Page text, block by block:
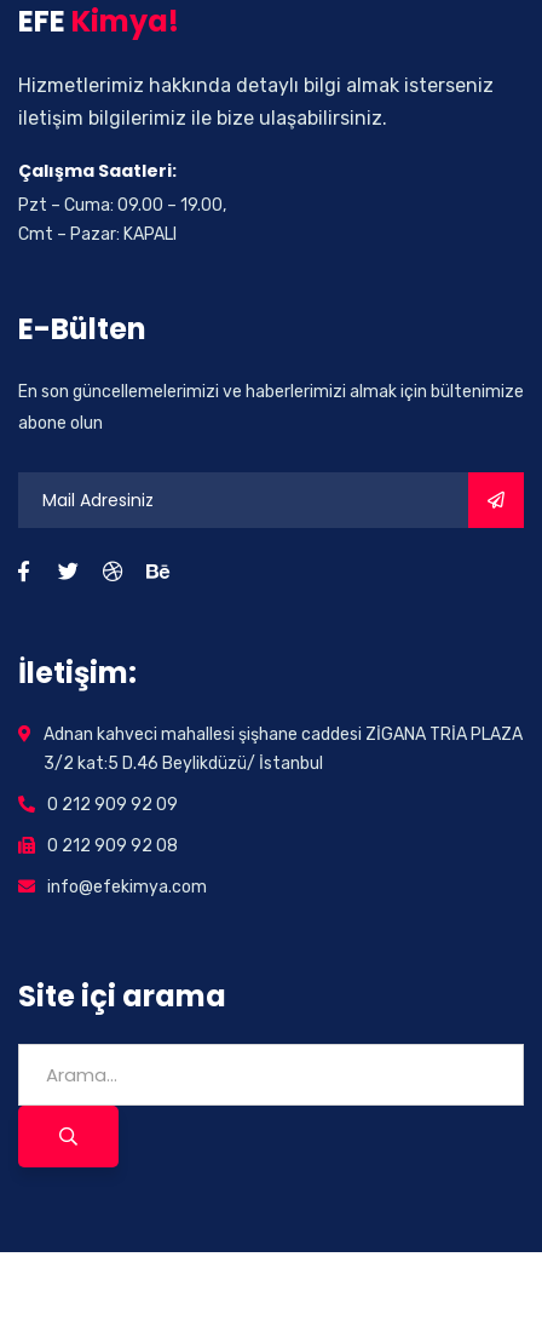
EFE Kimya!
Hizmetlerimiz hakkında detaylı bilgi almak isterseniz
iletişim bilgilerimiz ile bize ulaşabilirsiniz.
Çalışma Saatleri:
Pzt – Cuma: 09.00 – 19.00,
Cmt – Pazar: KAPALI
E-Bülten
En son güncellemelerimizi ve haberlerimizi almak için bültenimize
abone olun
İletişim:
Adnan kahveci mahallesi şişhane caddesi ZİGANA TRİA PLAZA
3/2 kat:5 D.46 Beylikdüzü/ İstanbul
0 212 909 92 09
0 212 909 92 08
info@efekimya.com
Site içi arama